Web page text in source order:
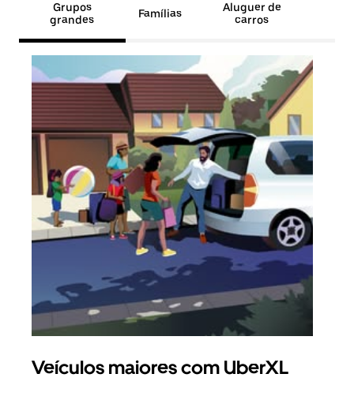
Grupos
grandes
Famílias
Aluguer de
carros
Veículos maiores com UberXL